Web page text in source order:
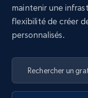
maintenir une
flexibilité de créer
personnalisés.